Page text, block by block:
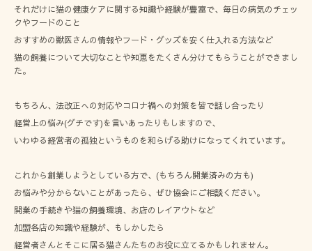
それだけに猫の健康ケアに関する知識や経験が豊富で、毎日の病気のチェッ
クやフードのこと
おすすめの獣医さんの情報やフード・グッズを安く仕入れる方法など
猫の飼養について大切なことや知恵をたくさん分けてもらうことができまし
た。
もちろん、法改正への対応やコロナ禍への対策を皆で話し合ったり
経営上の悩み(グチです)を言いあったりもしますので、
いわゆる経営者の孤独というものを和らげる助けになってくれています。
これから創業しようとしている方で、(もちろん開業済みの方も)
お悩みや分からないことがあったら、ぜひ協会にご相談ください。
開業の手続きや猫の飼養環境、お店のレイアウトなど
加盟各店の知識や経験が、もしかしたら
経営者さんとそこに居る猫さんたちのお役に立てるかもしれません。